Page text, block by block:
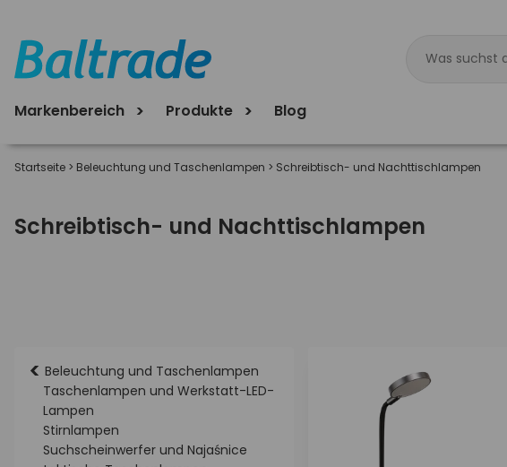
Produkte
Markenbereich Blog
Startseite > Beleuchtung und Taschenlampen > Schreibtisch- und Nachttischlampen
Schreibtisch- und Nachttischlampen
< Beleuchtung und Taschenlampen
Taschenlampen und Werkstatt-LED-
Lampen
Stirnlampen
Suchscheinwerfer und Najaśnice